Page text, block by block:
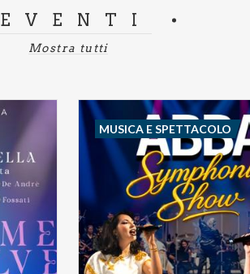
EVENTI
Mostra tutti
MUSICA E SPETTACOLO